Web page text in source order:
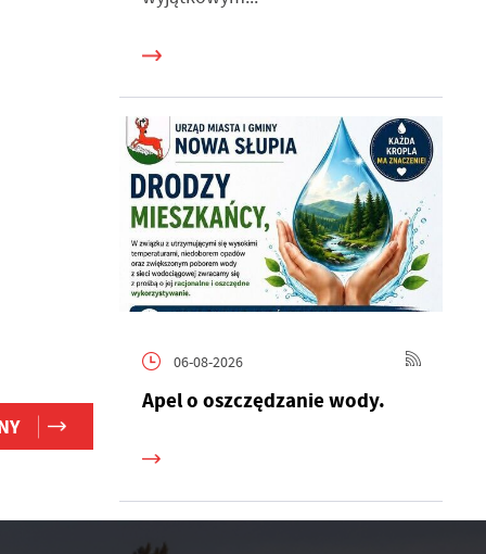
06-08-2026
Apel o oszczędzanie wody.